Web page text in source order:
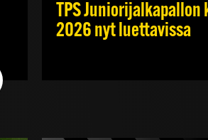
TPS
2026 nyt luettavissa